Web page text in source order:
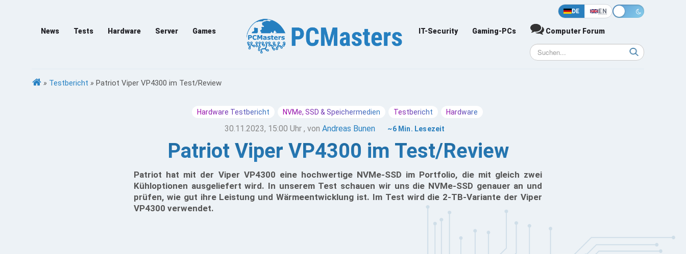
DE EN
News Tests Hardware Server Games IT-Security Gaming-PCs Computer Forum
» Testbericht » Patriot Viper VP4300 im Test/Review
Hardware Testbericht NVMe, SSD & Speichermedien Testbericht Hardware
30.11.2023, 15:00 Uhr , vonAndreas Bunen ~6 Min. Lesezeit
Patriot Viper VP4300 im Test/Review
Patriot hat mit der Viper VP4300 eine hochwertige NVMe-SSD im Portfolio, die mit gleich zwei
Kühloptionen ausgeliefert wird. In unserem Test schauen wir uns die NVMe-SSD genauer an und
prüfen, wie gut ihre Leistung und Wärmeentwicklung ist. Im Test wird die 2-TB-Variante der Viper
VP4300 verwendet.